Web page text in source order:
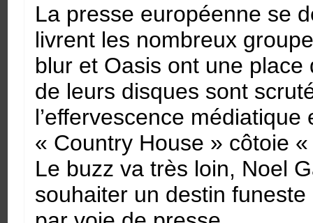
La presse européenne se
livrent les nombreux
blur et Oasis ont une
de leurs disques sont
l’effervescence
« Country House » côtoie
Le buzz va très loin, Noel
souhaiter un destin